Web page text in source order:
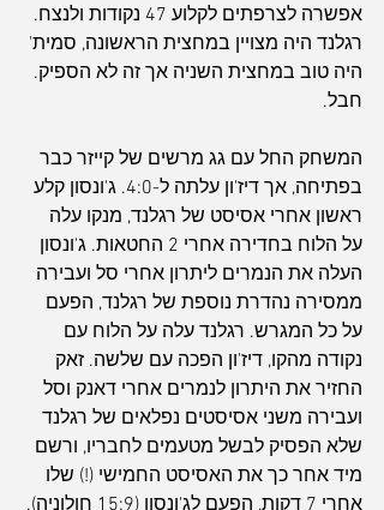
אפשרה לצרפתים לקלוע 47 נקודות ולנצח.
רגלנד היה מצויין במחצית הראשונה, סמית'
היה טוב במחצית השניה אך זה לא הספיק.
חבל.
המשחק החל עם גג מרשים של קייזר כבר
בפתיחה, אך דיז'ון עלתה ל-4:0. ג'ונסון קלע
ראשון אחרי אסיסט של רגלנד, מנקו עלה
על הלוח בחדירה אחרי 2 החטאות. ג'ונסון
העלה את הנמרים ליתרון אחרי סל ועבירה
ממסירה נהדרת נוספת של רגלנד, הפעם
על כל המגרש. רגלנד עלה על הלוח עם
נקודה מהקו, דיז'ון הפכה עם שלשה. זאק
החזיר את היתרון לנמרים אחרי דאנק וסל
ועבירה משני אסיסטים נפלאים של רגלנד
שלא הפסיק לבשל מטעמים לחבריו, ורשם
מיד אחר כך את האסיסט החמישי (!) שלו
אחרי 7 דקות, הפעם לג'ונסון (15:9 חולוניה).